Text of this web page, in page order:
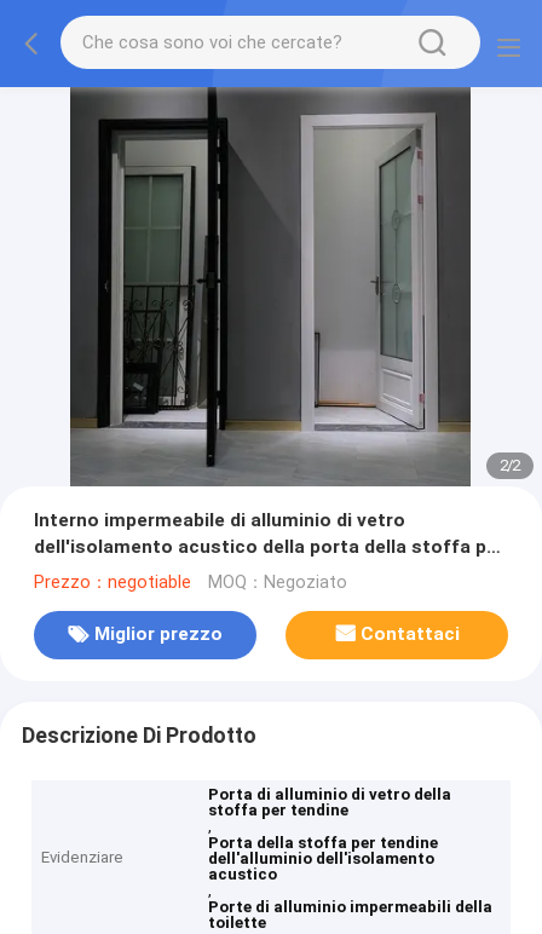
2/2
Interno impermeabile di alluminio di vetro
dell'isolamento acustico della porta della stoffa per
tendine per la toilette
Prezzo：negotiable MOQ：Negoziato
Miglior prezzo Contattaci
Descrizione Di Prodotto
Evidenziare
Porta di alluminio di vetro della
stoffa per tendine
,
Porta della stoffa per tendine
dell'alluminio dell'isolamento
acustico
,
Porte di alluminio impermeabili della
toilette